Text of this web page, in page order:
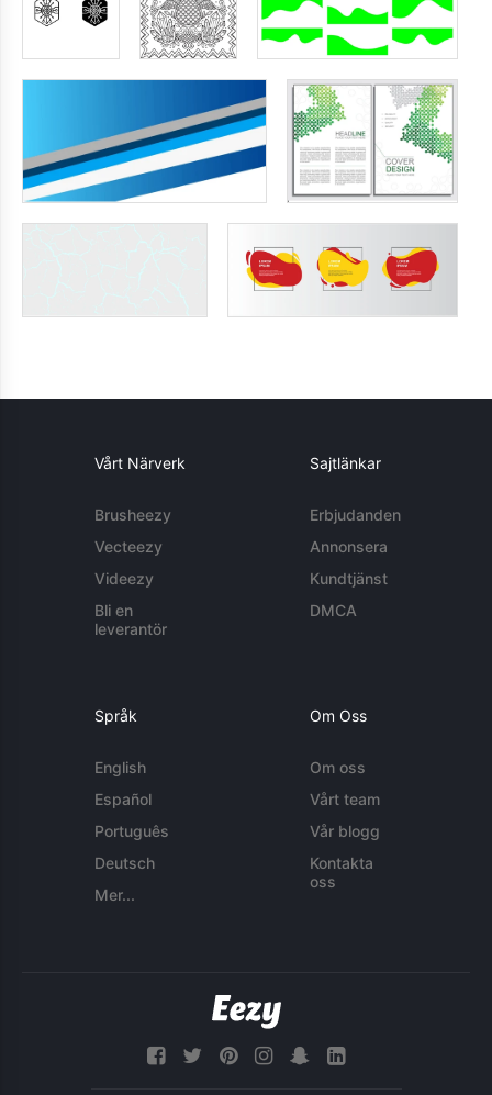
Vårt Närverk
Brusheezy
Vecteezy
Videezy
Bli en
leverantör
Sajtlänkar
Erbjudanden
Annonsera
Kundtjänst
DMCA
Språk
English
Español
Português
Deutsch
Mer...
Om Oss
Om oss
Vårt team
Vår blogg
Kontakta
oss